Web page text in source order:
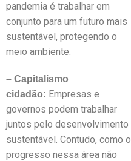
pandemia é trabalhar em
conjunto para um futuro mais
sustentável, protegendo o
meio ambiente.
– Capitalismo
cidadão: Empresas e
governos podem trabalhar
juntos pelo desenvolvimento
sustentável. Contudo, como o
progresso nessa área não